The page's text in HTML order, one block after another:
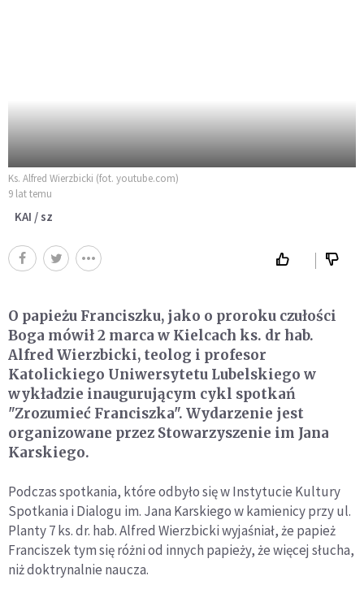
Ks. Alfred Wierzbicki (fot. youtube.com)
9 lat temu
KAI / sz
O papieżu Franciszku, jako o proroku czułości
Boga mówił 2 marca w Kielcach ks. dr hab.
Alfred Wierzbicki, teolog i profesor
Katolickiego Uniwersytetu Lubelskiego w
wykładzie inaugurującym cykl spotkań
"Zrozumieć Franciszka". Wydarzenie jest
organizowane przez Stowarzyszenie im Jana
Karskiego.
Podczas spotkania, które odbyło się w Instytucie Kultury
Spotkania i Dialogu im. Jana Karskiego w kamienicy przy ul.
Planty 7 ks. dr. hab. Alfred Wierzbicki wyjaśniał, że papież
Franciszek tym się różni od innych papieży, że więcej słucha,
niż doktrynalnie naucza.